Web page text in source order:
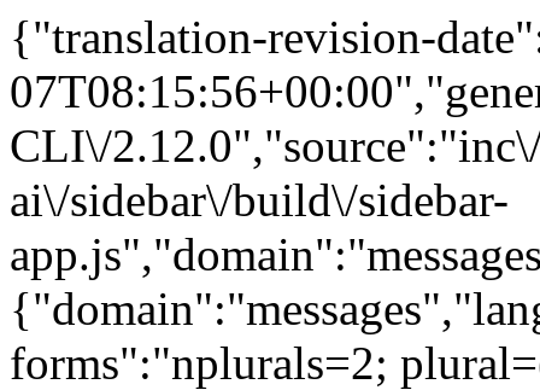
{"translation-revision-
CLI\/
ai\/sidebar\/build\/sidebar-
forms":"nplurals=2;